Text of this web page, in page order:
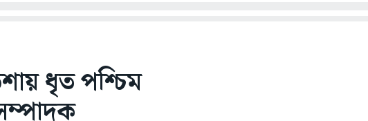
ধৃত পশ্চিম